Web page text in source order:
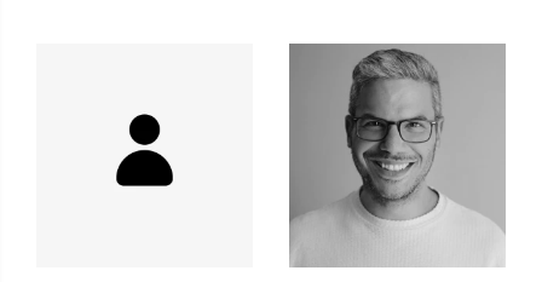
Δημοφιλείς Συγγραφείς
Φυστίκι ΠουΚυλάει